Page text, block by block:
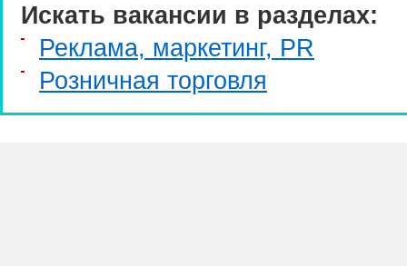
Искать вакансии в разделах:
Реклама, маркетинг, PR
Розничная торговля